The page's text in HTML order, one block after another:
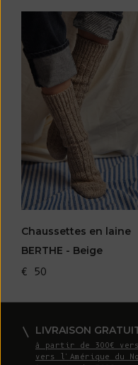
Chaussettes en laine
BERTHE - Beige
€ 50
LIVRAISON
à partir de 300€
vers l'Amérique du